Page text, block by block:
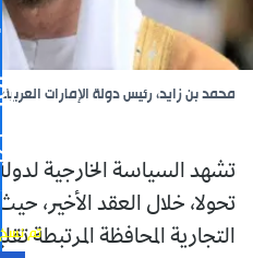
تم نسخ
محمد بن زايد، رئيس دولة الإمارات
تشهد السياسة الخارجية لدولة
تحولا، خلال العقد الأخير،
التجارية المحافظة المرتبطة